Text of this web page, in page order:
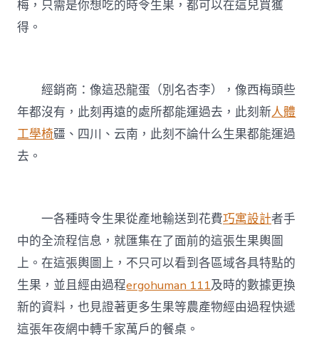
梅，只需是你想吃的時令生果，都可以在這兒買獲
得。
經銷商：像這恐龍蛋（別名杏李），像西梅頭些
年都沒有，此刻再遠的處所都能運過去，此刻新人體
工學椅疆、四川、云南，此刻不論什么生果都能運過
去。
一各種時令生果從產地輸送到花費巧寓設計者手
中的全流程信息，就匯集在了面前的這張生果輿圖
上。在這張輿圖上，不只可以看到各區域各具特點的
生果，並且經由過程ergohuman 111及時的數據更換
新的資料，也見證著更多生果等農產物經由過程快遞
這張年夜網中轉千家萬戶的餐桌。